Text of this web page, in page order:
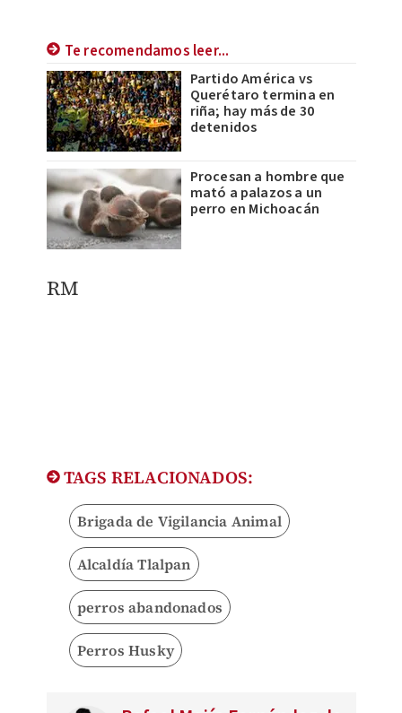
Te recomendamos leer...
Partido América vs
Querétaro termina en
riña; hay más de 30
detenidos
Procesan a hombre que
mató a palazos a un
perro en Michoacán
RM
TAGS RELACIONADOS:
Brigada de Vigilancia Animal
Alcaldía Tlalpan
perros abandonados
Perros Husky